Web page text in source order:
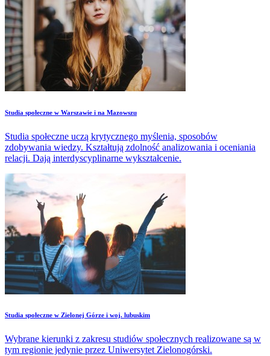
Studia społeczne w Warszawie i na Mazowszu
Studia społeczne uczą krytycznego myślenia, sposobów
zdobywania wiedzy. Kształtują zdolność analizowania i oceniania
relacji. Dają interdyscyplinarne wykształcenie.
Studia społeczne w Zielonej Górze i woj. lubuskim
Wybrane kierunki z zakresu studiów społecznych realizowane są w
tym regionie jedynie przez Uniwersytet Zielonogórski.